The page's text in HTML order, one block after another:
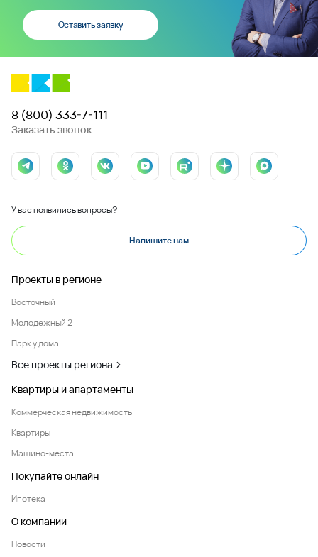
Оставить заявку
8 (800) 333-7-111
Заказать звонок
У вас появились вопросы?
Напишите нам
Проекты в регионе
Восточный
Молодежный 2
Парк у дома
Все проекты региона
Квартиры и апартаменты
Коммерческая недвижимость
Квартиры
Машино-места
Покупайте онлайн
Ипотека
О компании
Новости